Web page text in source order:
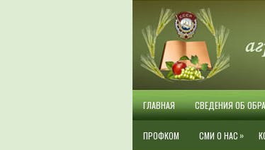
ГЛАВНАЯ СВЕДЕНИЯ ОБ
ПРОФКОМ СМИ О НАС »